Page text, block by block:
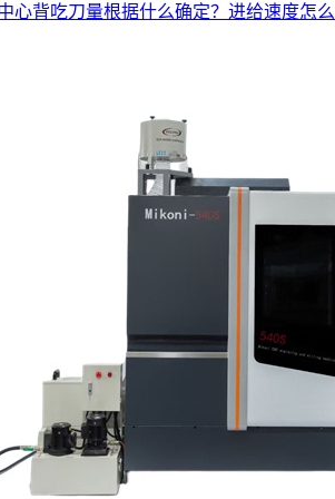
心背吃刀量根据什么确定？进给速度怎